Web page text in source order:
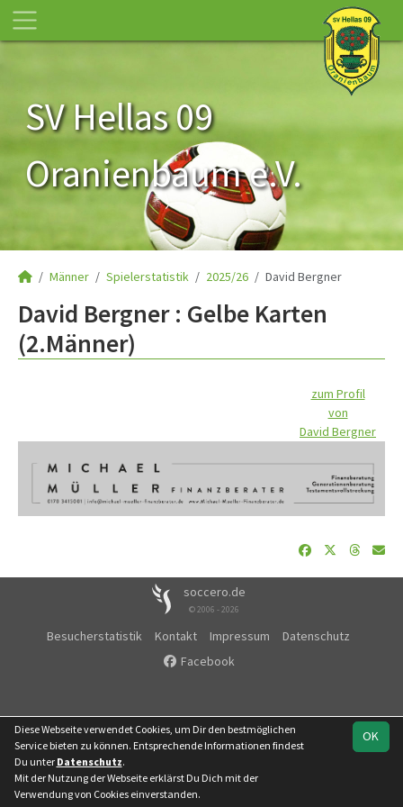
SV Hellas 09
Oranienbaum e.V.
Männer Spielerstatistik 2025/26 David Bergner
David Bergner : Gelbe Karten
(2.Männer)
zum Profil
von
David Bergner
soccero.de
© 2006 - 2026
Besucherstatistik Kontakt Impressum
Datenschutz
Facebook
OK
Diese Webseite verwendet Cookies, um Dir den bestmöglichen
Service bieten zu können. Entsprechende Informationen findest
Du unter Datenschutz.
Mit der Nutzung der Webseite erklärst Du Dich mit der
Verwendung von Cookies einverstanden.